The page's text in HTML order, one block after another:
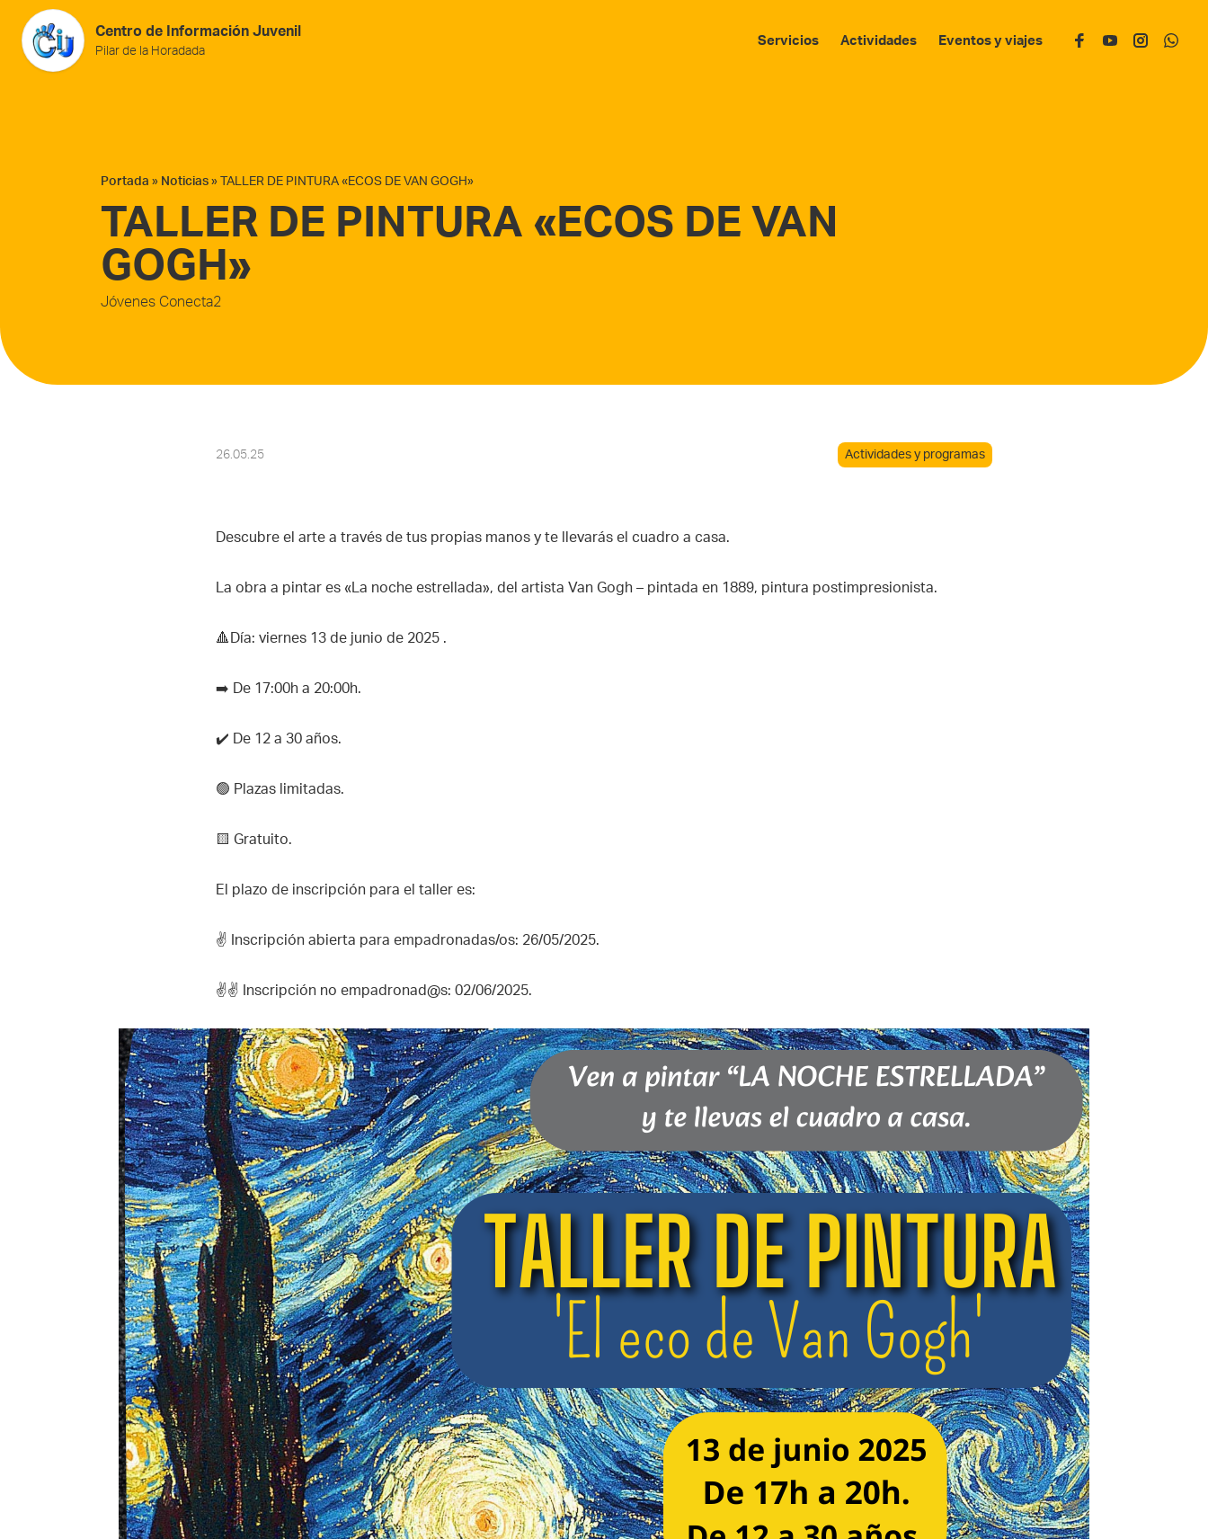
Saltar al contenido
Centro de Información Juvenil
Pilar de la Horadada
Servicios Actividades Eventos y viajes
Portada » Noticias » TALLER DE PINTURA «ECOS DE VAN GOGH»
TALLER DE PINTURA «ECOS DE VAN
GOGH»
Jóvenes Conecta2
26.05.25 Actividades y programas
Descubre el arte a través de tus propias manos y te llevarás el cuadro a casa.
La obra a pintar es «La noche estrellada», del artista Van Gogh – pintada en 1889, pintura postimpresionista.
️🔺Día: viernes 13 de junio de 2025 .
➡️ De 17:00h a 20:00h.
✔️ De 12 a 30 años.
🟢 Plazas limitadas.
🟨 Gratuito.
El plazo de inscripción para el taller es:
✌ Inscripción abierta para empadronadas/os: 26/05/2025.
✌✌ Inscripción no empadronad@s: 02/06/2025.